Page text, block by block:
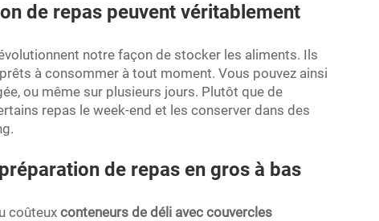
de repas peuvent véritablement
notre façon de stocker les aliments. Ils
à consommer à tout moment. Vous pouvez ainsi
ou même sur plusieurs jours. Plutôt que de
repas le week-end et les conserver dans des
de repas en gros à bas
coûteux conteneurs de déli avec couvercles